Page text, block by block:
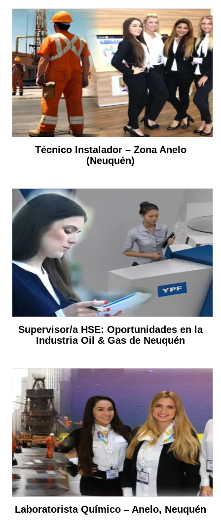
Técnico Instalador – Zona Anelo
(Neuquén)
Supervisor/a HSE: Oportunidades en la
Industria Oil & Gas de Neuquén
Laboratorista Químico – Anelo, Neuquén